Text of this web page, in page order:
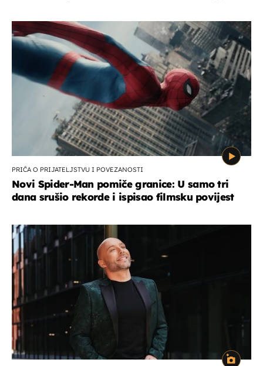
PRIČA O PRIJATELJSTVU I POVEZANOSTI
Novi Spider-Man pomiče granice: U samo tri
dana srušio rekorde i ispisao filmsku povijest